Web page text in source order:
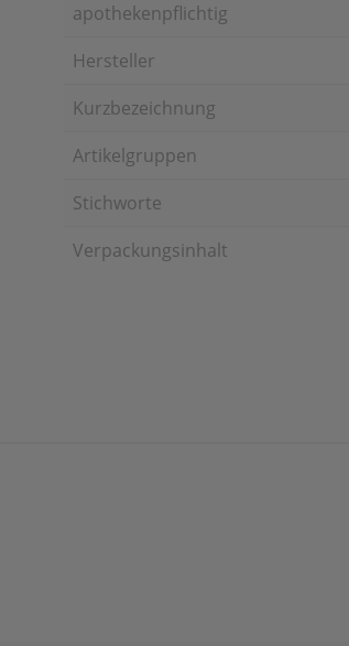
apothekenpflichtig
Hersteller
Kurzbezeichnung
Artikelgruppen
Stichworte
Verpackungsinhalt